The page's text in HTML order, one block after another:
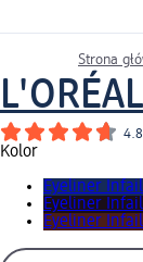
Strona
4.8
Kolor
Eyeliner
Eyeliner
Eyeliner